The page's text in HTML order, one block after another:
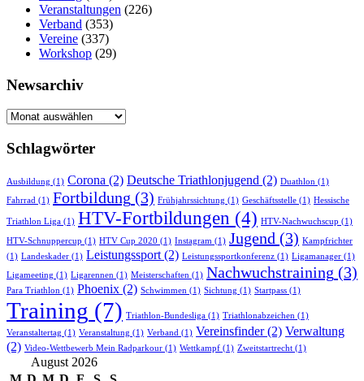
Veranstaltungen (226)
Verband (353)
Vereine (337)
Workshop (29)
Newsarchiv
Newsarchiv
Schlagwörter
Ausbildung (1) Corona (2) Deutsche Triathlonjugend (2) Duathlon (1)
Fahrrad (1) Fortbildung (3) Frühjahrssichtung (1) Geschäftsstelle (1) Hessische
Triathlon Liga (1) HTV-Fortbildungen (4) HTV-Nachwuchscup (1)
HTV-Schnuppercup (1) HTV Cup 2020 (1) Instagram (1) Jugend (3) Kampfrichter
(1) Landeskader (1) Leistungssport(2) Leistungssportkonferenz (1) Ligamanager (1)
Ligameeting (1) Ligarennen (1) Meisterschaften (1) Nachwuchstraining (3)
Para Triathlon (1) Phoenix (2) Schwimmen (1) Sichtung (1) Startpass (1)
Training (7) Triathlon-Bundesliga (1) Triathlonabzeichen (1)
Veranstaltertag (1) Veranstaltung (1) Verband (1) Vereinsfinder(2) Verwaltung
(2) Video-Wettbewerb Mein Radparkour (1) Wettkampf (1) Zweitstartrecht (1)
August 2026